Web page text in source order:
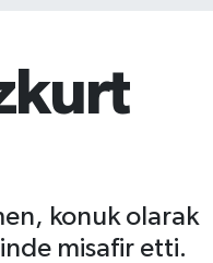
konuk olarak
misafir etti.